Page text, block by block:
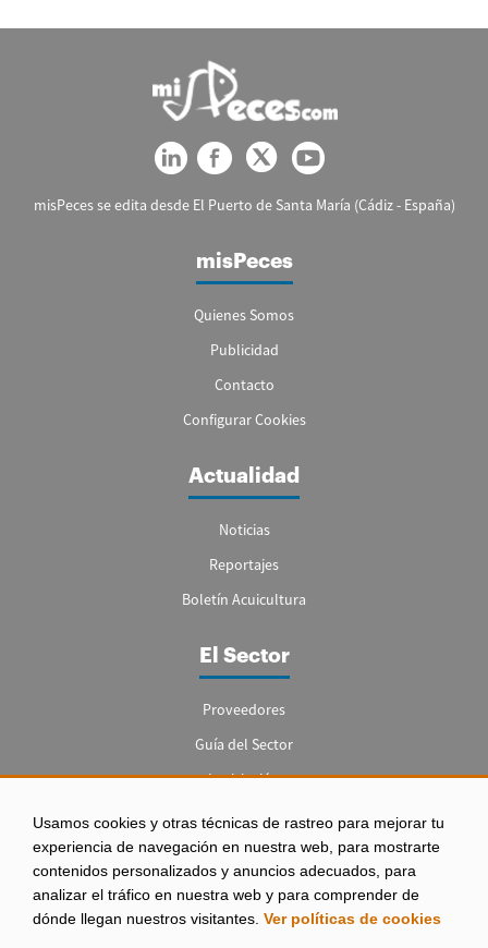
Usamos cookies y otras técnicas de rastreo para mejorar tu
experiencia de navegación en nuestra web, para mostrarte
contenidos personalizados y anuncios adecuados, para
analizar el tráfico en nuestra web y para comprender de
dónde llegan nuestros visitantes. Ver políticas de cookies
misPeces se edita desde El Puerto de Santa María (Cádiz - España)
misPeces
Quienes Somos
Publicidad
Contacto
Configurar Cookies
Actualidad
Noticias
Reportajes
Boletín Acuicultura
El Sector
Proveedores
Guía del Sector
Legislación
Empleo
Aviso legal